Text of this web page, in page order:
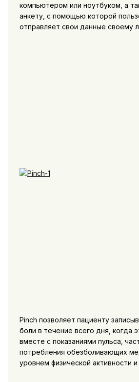
компьютером или ноутбуком, а
анкету, с помощью которой
отправляет свои данные своему
Pinch позволяет пациенту
боли в течение всего дня, когда
вместе с показаниями пульса,
потребления обезболивающих
уровнем физической активности